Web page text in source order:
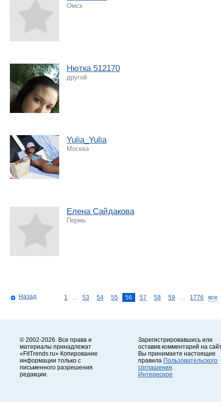
Омск
Нютка 512170
другой
Yulia_Yulia
Москва
Елена Сайдакова
Пермь
Назад 1 53 54 55 56 57 58 59 1776 все
© 2002-2026. Все права и
материалы принадлежат
«FitTrends.ru» Копирование
информации только с
письменного разрешения
редакции.
Зарегистрировавшись или
оставив комментарий на
Вы принимаете настоящие
правила Пользовательского
соглашения
Интересное